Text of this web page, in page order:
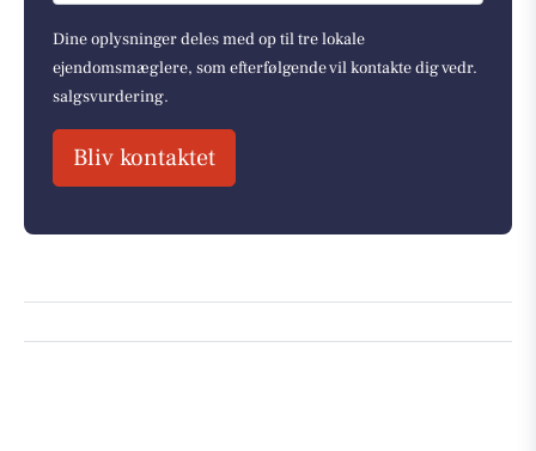
Dine oplysninger deles med op til tre lokale
ejendomsmæglere, som efterfølgende vil kontakte dig vedr.
salgsvurdering.
Bliv kontaktet